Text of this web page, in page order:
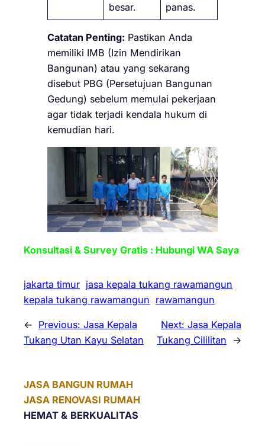
besar.
panas.
Catatan Penting: Pastikan Anda
memiliki IMB (Izin Mendirikan
Bangunan) atau yang sekarang
disebut PBG (Persetujuan Bangunan
Gedung) sebelum memulai pekerjaan
agar tidak terjadi kendala hukum di
kemudian hari.
Konsultasi & Survey Gratis : Hubungi WA Saya
jakarta timur jasa kepala tukang rawamangun
kepala tukang rawamangun rawamangun
← Previous: Jasa Kepala
Tukang Utan Kayu Selatan
Next: Jasa Kepala
Tukang Cililitan
→
JASA BANGUN RUMAH
JASA RENOVASI RUMAH
HEMAT & BERKUALITAS